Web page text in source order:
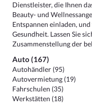
Dienstleister, die Ihnen
Beauty- und
Entspannen einladen,
Gesundheit. Lassen Sie
Zusammenstellung der
Auto (167)
Autohändler (95)
Autovermietung (19)
Fahrschulen (35)
Werkstätten (18)